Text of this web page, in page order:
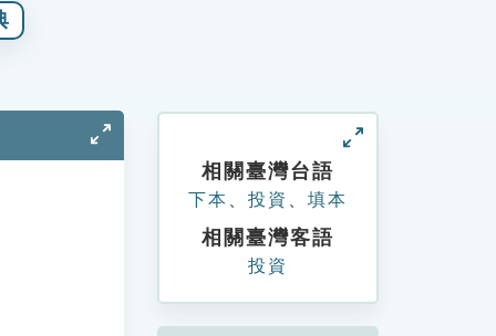
相關臺灣台語
下本 投資 填本
相關臺灣客語
投資